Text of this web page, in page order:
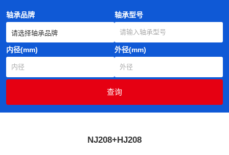
轴承品牌 轴承型号
内径(mm) 外径(mm)
NJ208+HJ208